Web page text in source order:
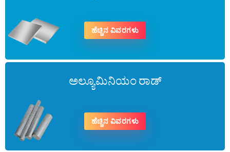
ಹೆಚ್ಚಿನ ವಿವರಗಳು
ಅಲ್ಯೂಮಿನಿಯಂ ರಾಡ್
ಹೆಚ್ಚಿನ ವಿವರಗಳು